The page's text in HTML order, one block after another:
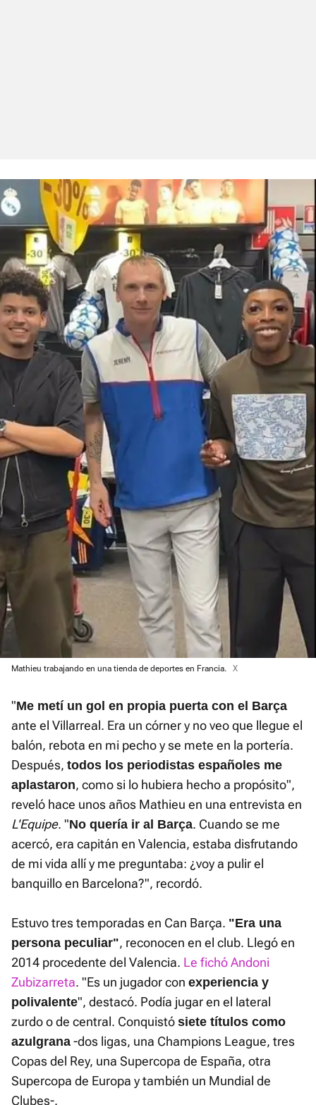
Mathieu trabajando en una tienda de deportes en Francia. X
"Me metí un gol en propia puerta con el Barça
ante el Villarreal. Era un córner y no veo que llegue el
balón, rebota en mi pecho y se mete en la portería.
Después, todos los periodistas españoles me
aplastaron, como si lo hubiera hecho a propósito",
reveló hace unos años Mathieu en una entrevista en
L'Equipe. "No quería ir al Barça. Cuando se me
acercó, era capitán en Valencia, estaba disfrutando
de mi vida allí y me preguntaba: ¿voy a pulir el
banquillo en Barcelona?", recordó.
Estuvo tres temporadas en Can Barça. "Era una
persona peculiar", reconocen en el club. Llegó en
2014 procedente del Valencia. Le fichó Andoni
Zubizarreta. "Es un jugador con experiencia y
polivalente", destacó. Podía jugar en el lateral
zurdo o de central. Conquistó siete títulos como
azulgrana -dos ligas, una Champions League, tres
Copas del Rey, una Supercopa de España, otra
Supercopa de Europa y también un Mundial de
Clubes-.